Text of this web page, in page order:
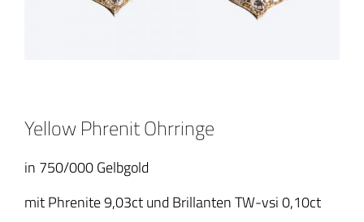
Yellow Phrenit Ohrringe
in 750/000 Gelbgold
mit Phrenite 9,03ct und Brillanten TW-vsi 0,10ct